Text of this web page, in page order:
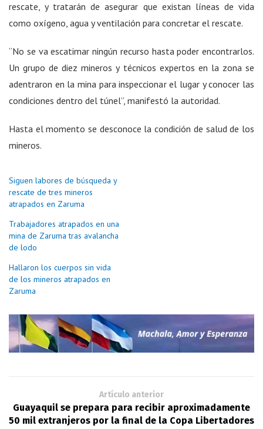
rescate, y tratarán de asegurar que existan líneas de vida
como oxígeno, agua y ventilación para concretar el rescate.
“No se va escatimar ningún recurso hasta poder encontrarlos.
Un grupo de diez mineros y técnicos expertos en la zona se
adentraron en la mina para inspeccionar el lugar y conocer las
condiciones dentro del túnel”, manifestó la autoridad.
Hasta el momento se desconoce la condición de salud de los
mineros.
Siguen labores de búsqueda y
rescate de tres mineros
atrapados en Zaruma
Trabajadores atrapados en una
mina de Zaruma tras avalancha
de lodo
Hallaron los cuerpos sin vida
de los mineros atrapados en
Zaruma
Artículo anterior
Guayaquil se prepara para recibir aproximadamente
50 mil extranjeros por la final de la Copa Libertadores